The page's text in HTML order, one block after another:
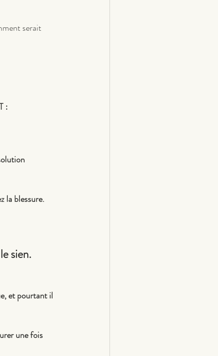
serait
:
la blessure.
sien.
et pourtant il
une fois